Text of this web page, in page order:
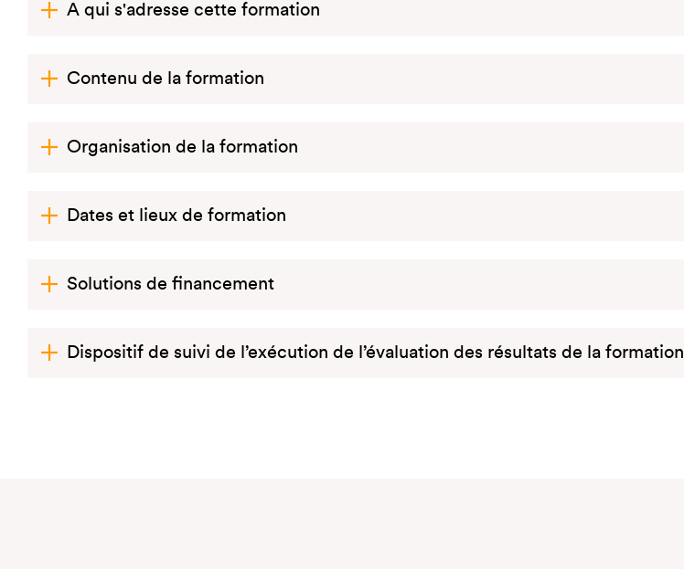
A qui s'adresse cette formation
Contenu de la formation
Organisation de la formation
Dates et lieux de formation
Solutions de financement
Dispositif de suivi de l’exécution de l’évaluation des résultats de la formation